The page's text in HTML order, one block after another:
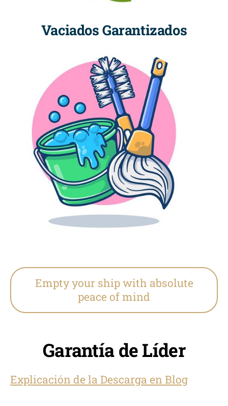
Vaciados Garantizados
Empty your ship with absolute
peace of mind
Garantía de Líder
Explicación de la Descarga en Blog